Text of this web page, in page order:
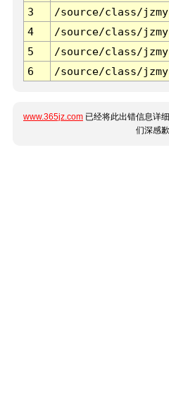
3 /source/class/
4
/source/class/
5
/source/class/
6
/source/class/
www.365jz.com 已经将此出错信息详
们深感